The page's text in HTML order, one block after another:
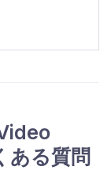
る質問